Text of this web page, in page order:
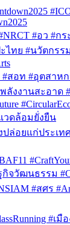
#อว #ก
ะไทย #นวัตกร
#สอท #อุตสาห
ลังงานสะอาด
แวดล้อมยั่งยืน
ปล่อยแก่ประเท
กิจวัฒนธรรม
#สศร
#เ